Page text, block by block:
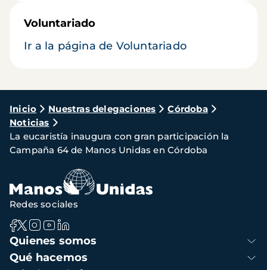
Voluntariado
Ir a la página de Voluntariado
Ruta
de
navegación
Inicio Nuestras delegaciones
Córdoba
Noticias
La eucaristía inaugura con gran participación la
Campaña 64 de Manos Unidas en Córdoba
Navegación
principal
Quienes somos
Qué hacemos
Redes sociales